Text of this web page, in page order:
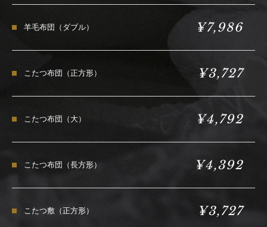
羊毛布団（ダブル） ¥7,986
こたつ布団（正方形） ¥3,727
こたつ布団（大） ¥4,792
こたつ布団（長方形） ¥4,392
こたつ敷（正方形） ¥3,727